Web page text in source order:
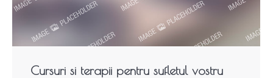
Cursuri si terapii pentru sufletul vostru